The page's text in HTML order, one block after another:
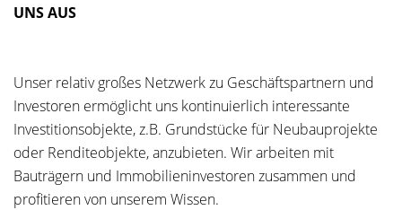
UNS AUS
Unser relativ großes Netzwerk zu Geschäftspartnern und
Investoren ermöglicht uns kontinuierlich interessante
Investitionsobjekte, z.B. Grundstücke für Neubauprojekte
oder Renditeobjekte, anzubieten. Wir arbeiten mit
Bauträgern und Immobilieninvestoren zusammen und
profitieren von unserem Wissen.